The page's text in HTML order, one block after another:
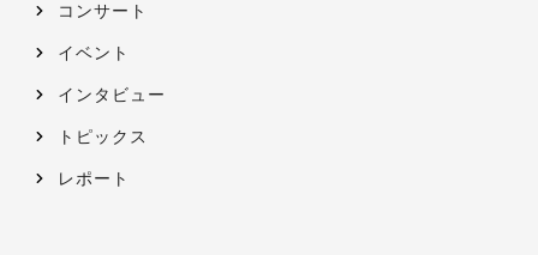
コンサート
イベント
インタビュー
トピックス
レポート